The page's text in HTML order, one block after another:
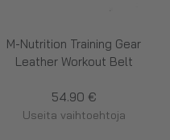
M-Nutrition Training Gear
Leather Workout Belt
54.90 €
Useita vaihtoehtoja